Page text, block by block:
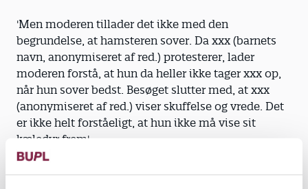
'Men moderen tillader det ikke med den
begrundelse, at hamsteren sover. Da xxx (barnets
navn, anonymiseret af red.) protesterer, lader
moderen forstå, at hun da heller ikke tager xxx op,
når hun sover bedst. Besøget slutter med, at xxx
(anonymiseret af red.) viser skuffelse og vrede. Det
er ikke helt forståeligt, at hun ikke må vise sit
kæledyr frem'.
Flere af de kilder, Børn&Unge har talt med, og som